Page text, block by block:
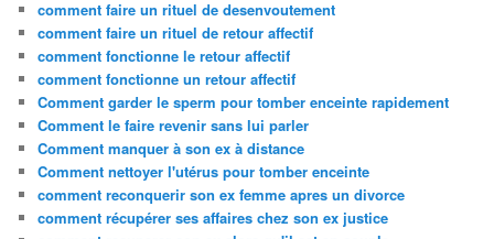
comment faire un rituel de desenvoutement
comment faire un rituel de retour affectif
comment fonctionne le retour affectif
comment fonctionne un retour affectif
Comment garder le sperm pour tomber enceinte rapidement
Comment le faire revenir sans lui parler
Comment manquer à son ex à distance
Comment nettoyer l'utérus pour tomber enceinte
comment reconquerir son ex femme apres un divorce
comment récupérer ses affaires chez son ex justice